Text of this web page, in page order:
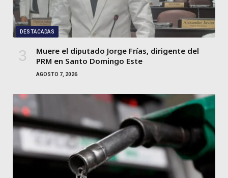
DESTACADAS
Muere el diputado Jorge Frías, dirigente del
PRM en Santo Domingo Este
AGOSTO 7, 2026